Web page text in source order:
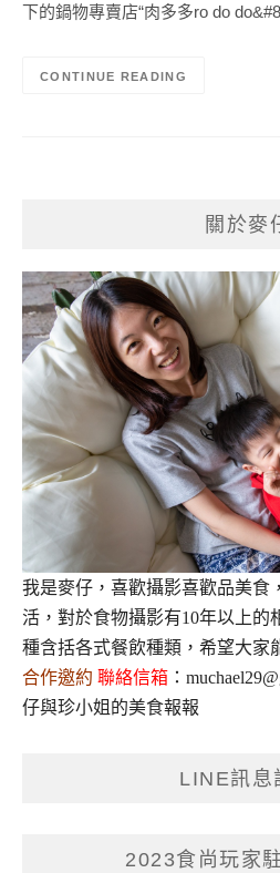
下的鍋物專賣店“肉多多ro do
CONTINUE READING
關於麥
我是麥仔，喜歡攝影喜歡品美食
活，對於食物攝影有10年以上的
種含括各式餐飲種類，希望大家
合作邀約 聯絡信箱 ：
仔與珍小姐的美食報報
LINE訊息
2023食尚玩家